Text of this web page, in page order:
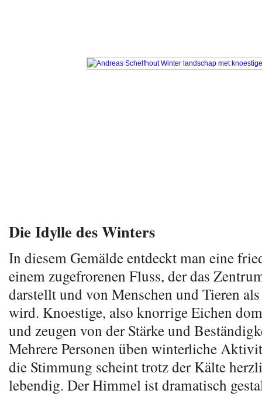
Die Idylle des Winters
In diesem Gemälde entdeckt man eine
einem zugefrorenen Fluss, der das
darstellt und von Menschen und Tieren
wird. Knoestige, also knorrige Eichen
und zeugen von der Stärke und
Mehrere Personen üben winterliche
die Stimmung scheint trotz der Kälte
lebendig. Der Himmel ist dramatisch